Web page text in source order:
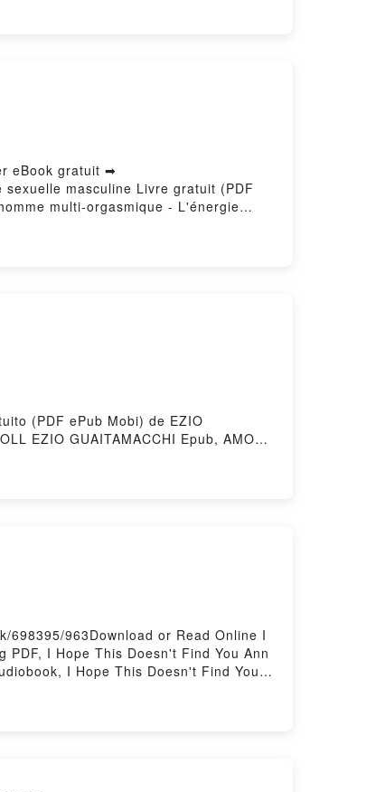
Quinn, Cécile Desthuilliers VK, La
eBook gratuit ➡
masculine Livre gratuit (PDF
multi-orgasmique - L'énergie
masculine Mantak Chia VK,
(PDF ePub Mobi) de EZIO
EZIO GUAITAMACCHI Epub, AMOR,
MUERTE & ROCK N ROLL EZIO
963Download or Read Online I
I Hope This Doesn't Find You Ann
I Hope This Doesn't Find You